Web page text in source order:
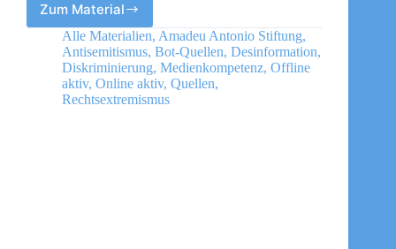
Zum Material
Gaming
und
Rechtsextremismus
–
25
Fragen
Alle Materialien, Amadeu Antonio Stiftung,
Antisemitismus, Bot-Quellen, Desinformation,
Diskriminierung, Medienkompetenz, Offline
aktiv, Online aktiv, Quellen,
Rechtsextremismus